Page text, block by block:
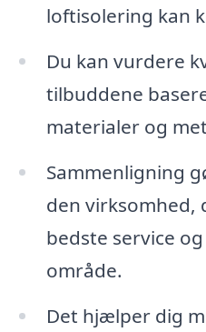
loftisolering kan
Du kan vurdere
tilbuddene
materialer og
Sammenligning
den virksomhed,
bedste service
område.
Det hjælper dig